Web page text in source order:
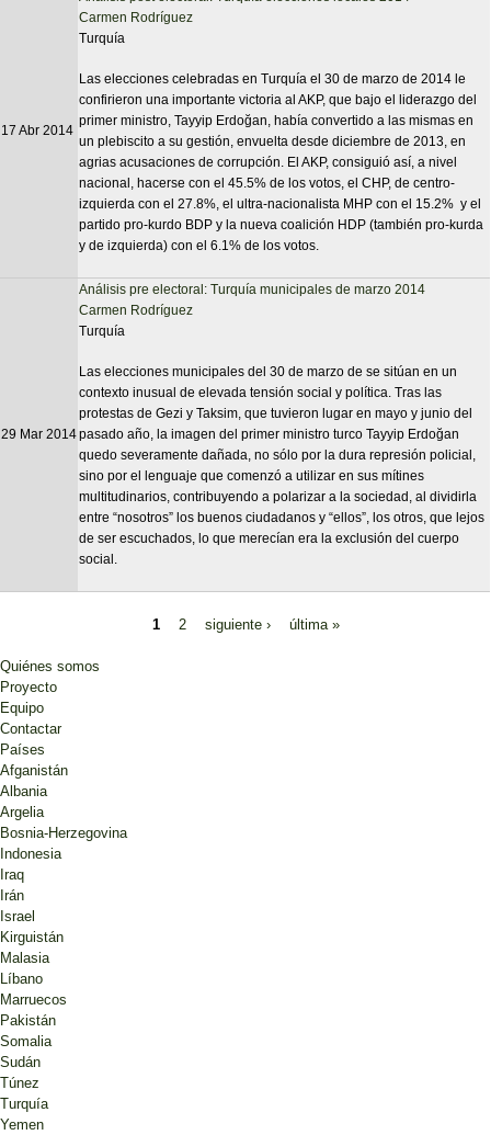
17 Abr 2014
Carmen Rodríguez
Turquía
Las elecciones celebradas en Turquía el 30 de marzo de 2014 le
confirieron una importante victoria al AKP, que bajo el liderazgo del
primer ministro, Tayyip Erdoğan, había convertido a las mismas en
un plebiscito a su gestión, envuelta desde diciembre de 2013, en
agrias acusaciones de corrupción. El AKP, consiguió así, a nivel
nacional, hacerse con el 45.5% de los votos, el CHP, de centro-
izquierda con el 27.8%, el ultra-nacionalista MHP con el 15.2% y el
partido pro-kurdo BDP y la nueva coalición HDP (también pro-kurda
y de izquierda) con el 6.1% de los votos.
29 Mar 2014
Análisis pre electoral: Turquía municipales de marzo 2014
Carmen Rodríguez
Turquía
Las elecciones municipales del 30 de marzo de se sitúan en un
contexto inusual de elevada tensión social y política. Tras las
protestas de Gezi y Taksim, que tuvieron lugar en mayo y junio del
pasado año, la imagen del primer ministro turco Tayyip Erdoğan
quedo severamente dañada, no sólo por la dura represión policial,
sino por el lenguaje que comenzó a utilizar en sus mítines
multitudinarios, contribuyendo a polarizar a la sociedad, al dividirla
entre “nosotros” los buenos ciudadanos y “ellos”, los otros, que lejos
de ser escuchados, lo que merecían era la exclusión del cuerpo
social.
1 2 siguiente › última »
Quiénes somos
Proyecto
Equipo
Contactar
Países
Afganistán
Albania
Argelia
Bosnia-Herzegovina
Indonesia
Iraq
Irán
Israel
Kirguistán
Malasia
Líbano
Marruecos
Pakistán
Somalia
Sudán
Túnez
Turquía
Yemen